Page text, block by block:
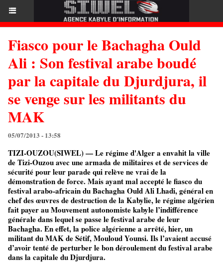
Fiasco pour le Bachagha Ould
Ali : Son festival arabe boudé
par la capitale du Djurdjura, il
se venge sur les militants du
MAK
05/07/2013 - 13:58
TIZI-OUZOU(SIWEL) — Le régime d'Alger a envahit la ville
de Tizi-Ouzou avec une armada de militaires et de services de
sécurité pour leur parade qui relève ne vrai de la
démonstration de force. Mais ayant mal accepté le fiasco du
festival arabo-africain du Bachagha Ould Ali Lhadi, général en
chef des œuvres de destruction de la Kabylie, le régime algérien
fait payer au Mouvement autonomiste kabyle l’indifférence
générale dans lequel se passe le festival arabe de leur
Bachagha. En effet, la police algérienne a arrêté, hier, un
militant du MAK de Sétif, Mouloud Younsi. Ils l’avaient accusé
d’avoir tenté de perturber le bon déroulement du festival arabe
dans la capitale du Djurdjura.